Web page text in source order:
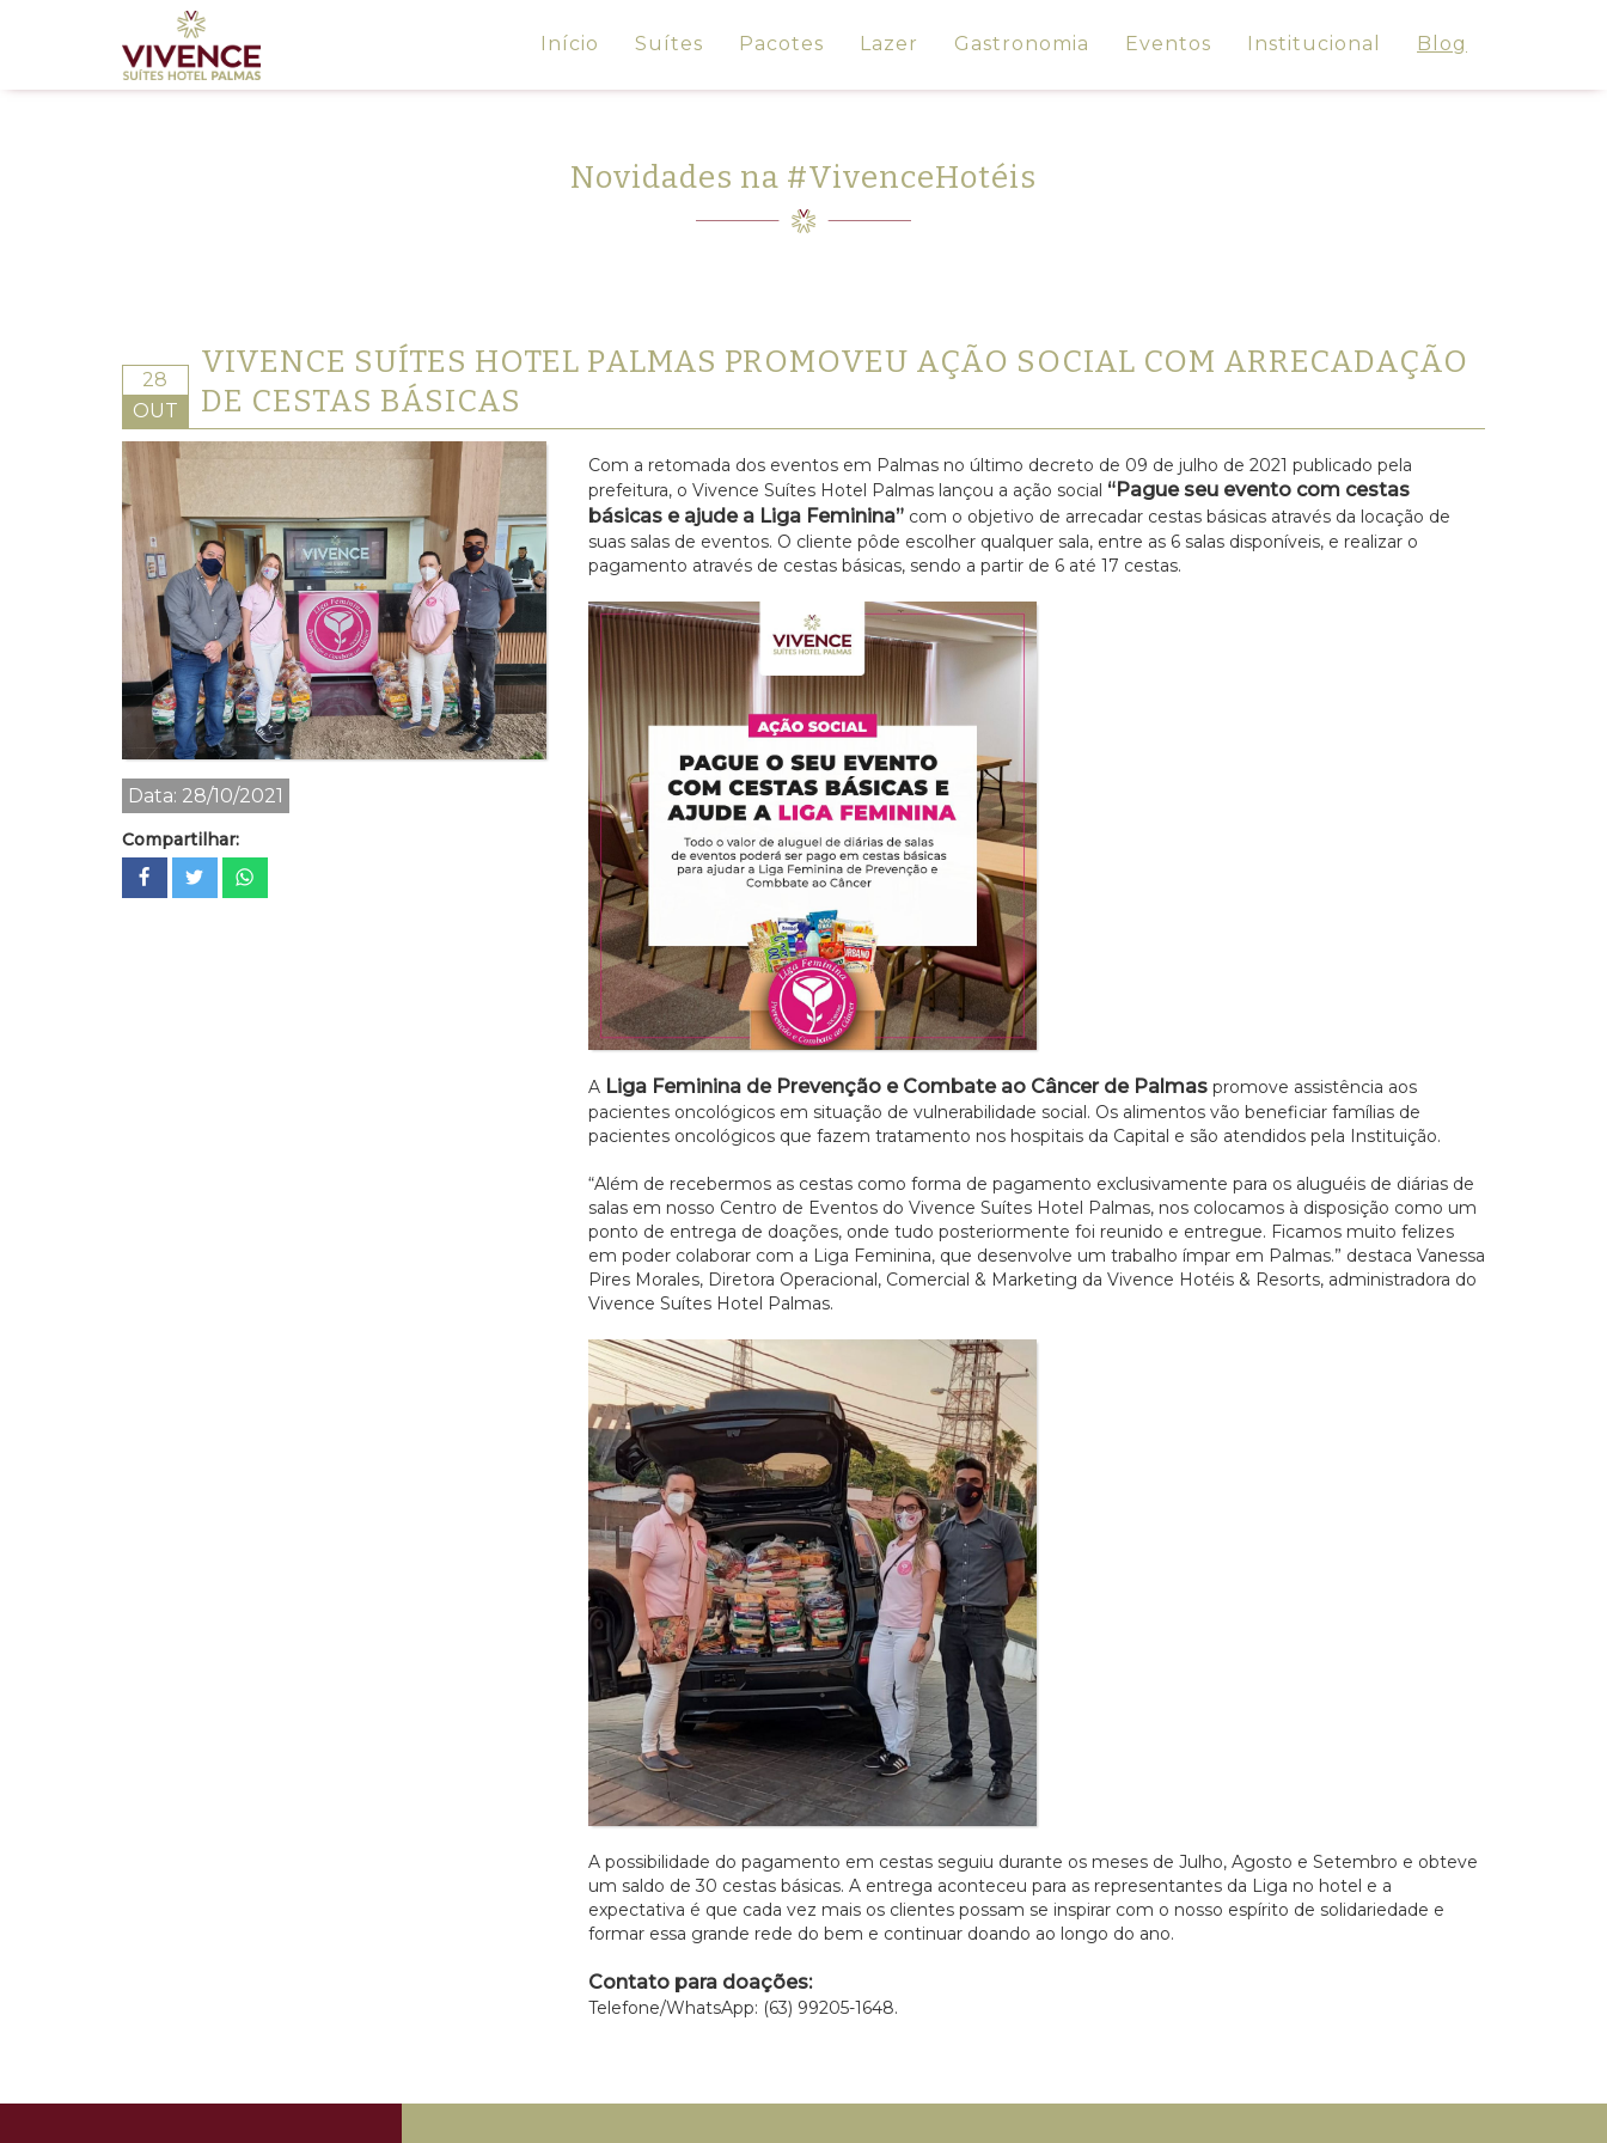
Início Suítes Pacotes Lazer Gastronomia Eventos Institucional Blog
Novidades na #VivenceHotéis
28
OUT
VIVENCE SUÍTES HOTEL PALMAS PROMOVEU AÇÃO SOCIAL COM ARRECADAÇÃO
DE CESTAS BÁSICAS
Data: 28/10/2021
Compartilhar:
Com a retomada dos eventos em Palmas no último decreto de 09 de julho de 2021 publicado pela
prefeitura, o Vivence Suítes Hotel Palmas lançou a ação social “Pague seu evento com cestas
básicas e ajude a Liga Feminina” com o objetivo de arrecadar cestas básicas através da locação de
suas salas de eventos. O cliente pôde escolher qualquer sala, entre as 6 salas disponíveis, e realizar o
pagamento através de cestas básicas, sendo a partir de 6 até 17 cestas.
A Liga Feminina de Prevenção e Combate ao Câncer de Palmas promove assistência aos
pacientes oncológicos em situação de vulnerabilidade social. Os alimentos vão beneficiar famílias de
pacientes oncológicos que fazem tratamento nos hospitais da Capital e são atendidos pela Instituição.
“Além de recebermos as cestas como forma de pagamento exclusivamente para os aluguéis de diárias de
salas em nosso Centro de Eventos do Vivence Suítes Hotel Palmas, nos colocamos à disposição como um
ponto de entrega de doações, onde tudo posteriormente foi reunido e entregue. Ficamos muito felizes
em poder colaborar com a Liga Feminina, que desenvolve um trabalho ímpar em Palmas.” destaca Vanessa
Pires Morales, Diretora Operacional, Comercial & Marketing da Vivence Hotéis & Resorts, administradora do
Vivence Suítes Hotel Palmas.
A possibilidade do pagamento em cestas seguiu durante os meses de Julho, Agosto e Setembro e obteve
um saldo de 30 cestas básicas. A entrega aconteceu para as representantes da Liga no hotel e a
expectativa é que cada vez mais os clientes possam se inspirar com o nosso espírito de solidariedade e
formar essa grande rede do bem e continuar doando ao longo do ano.
Contato para doações:
Telefone/WhatsApp: (63) 99205-1648.